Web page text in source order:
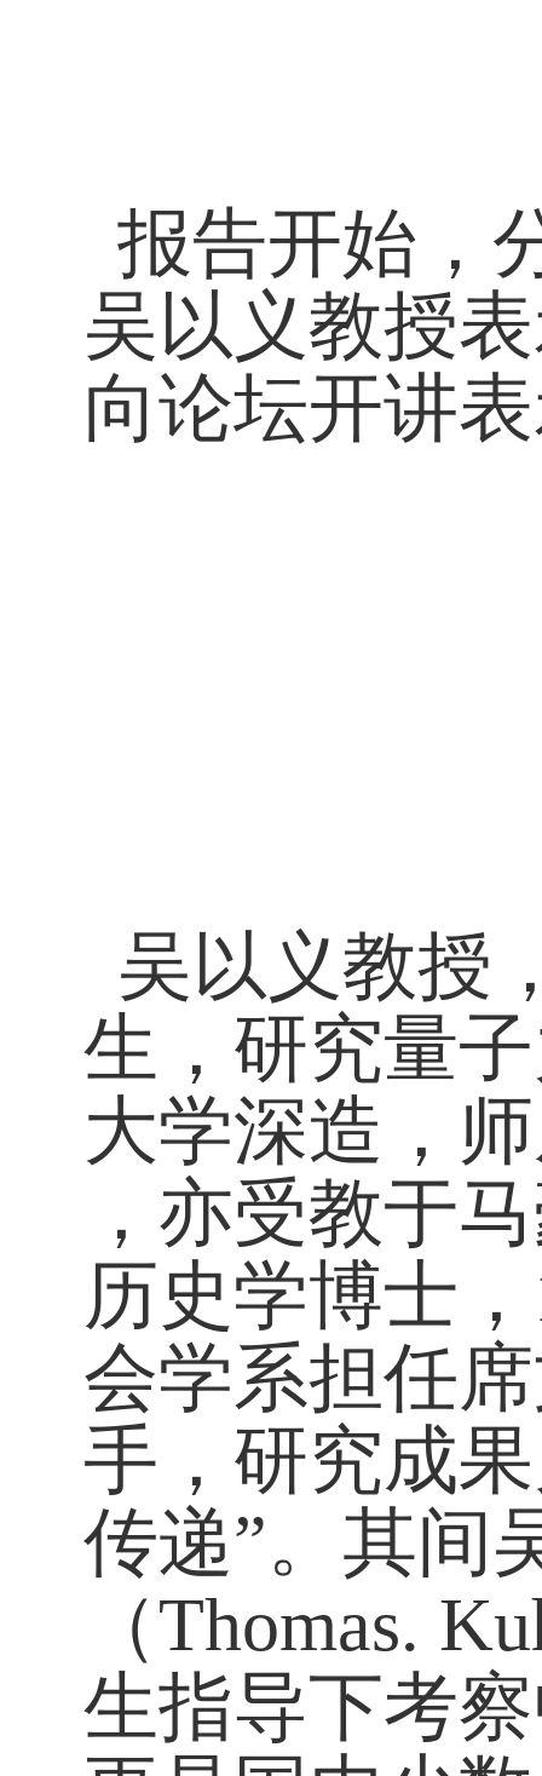
报告开始，
吴以义教授
向论坛开讲
吴以义教授
生，研究量
大学深造，
，亦受教于
历史学博士 ，
会学系担任
手，研究成
传递”。其间
（Thomas.
生指导下考